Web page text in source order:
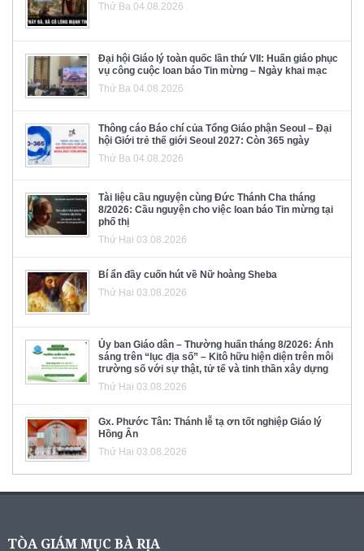
Thứ Ba 04.08.2026
Đại hội Giáo lý toàn quốc lần thứ VII: Huấn giáo phục
vụ công cuộc loan báo Tin mừng – Ngày khai mạc
Thứ Ba 04.08.2026
Thông cáo Báo chí của Tổng Giáo phận Seoul – Đại
hội Giới trẻ thế giới Seoul 2027: Còn 365 ngày
Thứ Ba 04.08.2026
Tài liệu cầu nguyện cùng Đức Thánh Cha tháng
8/2026: Cầu nguyện cho việc loan báo Tin mừng tại
phố thị
Thứ Hai 03.08.2026
Bí ẩn đầy cuốn hút về Nữ hoàng Sheba
Thứ Hai 03.08.2026
Ủy ban Giáo dân – Thường huấn tháng 8/2026: Ánh
sáng trên “lục địa số” – Kitô hữu hiện diện trên môi
trường số với sự thật, tử tế và tinh thần xây dựng
Thứ Hai 03.08.2026
Gx. Phước Tân: Thánh lễ tạ ơn tốt nghiệp Giáo lý
Hồng Ân
Thứ Hai 03.08.2026
TÒA GIÁM MỤC BÀ RỊA